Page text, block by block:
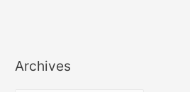
Archives